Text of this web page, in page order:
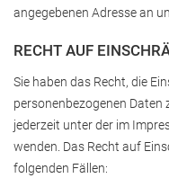
angegebenen Adresse an
RECHT AUF
Sie haben das Recht, die
personenbezogenen Daten
jederzeit unter der im
wenden. Das Recht auf
folgenden Fällen: